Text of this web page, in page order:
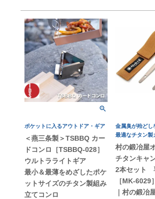
ポケットに入るアウトドア・ギア
＜燕三条製＞TSBBQ カー
ドコンロ［TSBBQ-028］
ウルトラライトギア
最小＆最薄をめざしたポケ
ットサイズのチタン製組み
立てコンロ
金属臭が殆どし
最適なチタン製
村の鍛冶屋
チタンキャ
2本セット
［MK-6029
｜村の鍛冶